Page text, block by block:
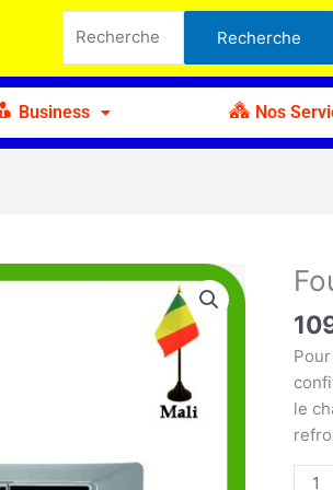
pour :
Recherche
Business Nos
le
Four
à